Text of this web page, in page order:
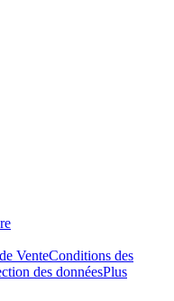
VenteConditions des
des donnéesPlus